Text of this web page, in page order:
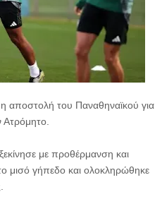
αποστολή του Παναθηναϊκού για
με προθέρμανση και
μισό γήπεδο και ολοκληρώθηκε